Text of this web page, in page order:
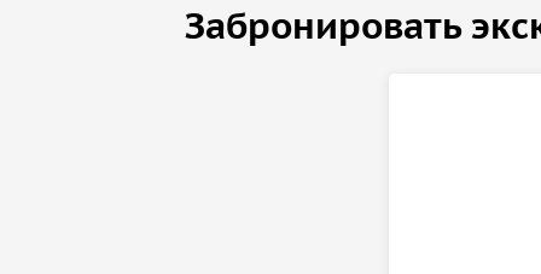
Забронировать